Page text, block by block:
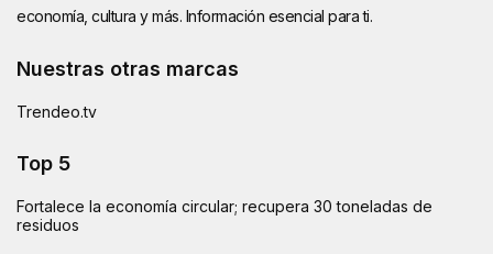
economía, cultura y más. Información esencial para ti.
Nuestras otras marcas
Trendeo.tv
Top 5
Fortalece la economía circular; recupera 30 toneladas de
residuos